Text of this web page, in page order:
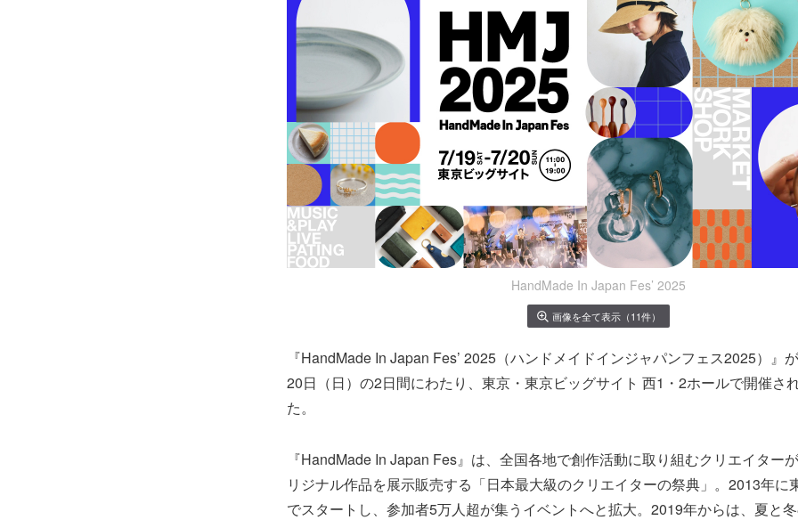
HandMade In Japan Fes’ 2025
画像を全て表示（11件）
『HandMade In Japan Fes’ 2025（ハンドメイドインジャパンフェス2025）』
20日（日）の2日間にわたり、東京・東京ビッグサイト 西1・2ホールで開催さ
た。
『HandMade In Japan Fes』は、全国各地で創作活動に取り組むクリエイター
リジナル作品を展示販売する「日本最大級のクリエイターの祭典」。2013年に
でスタートし、参加者5万人超が集うイベントへと拡大。2019年からは、夏と